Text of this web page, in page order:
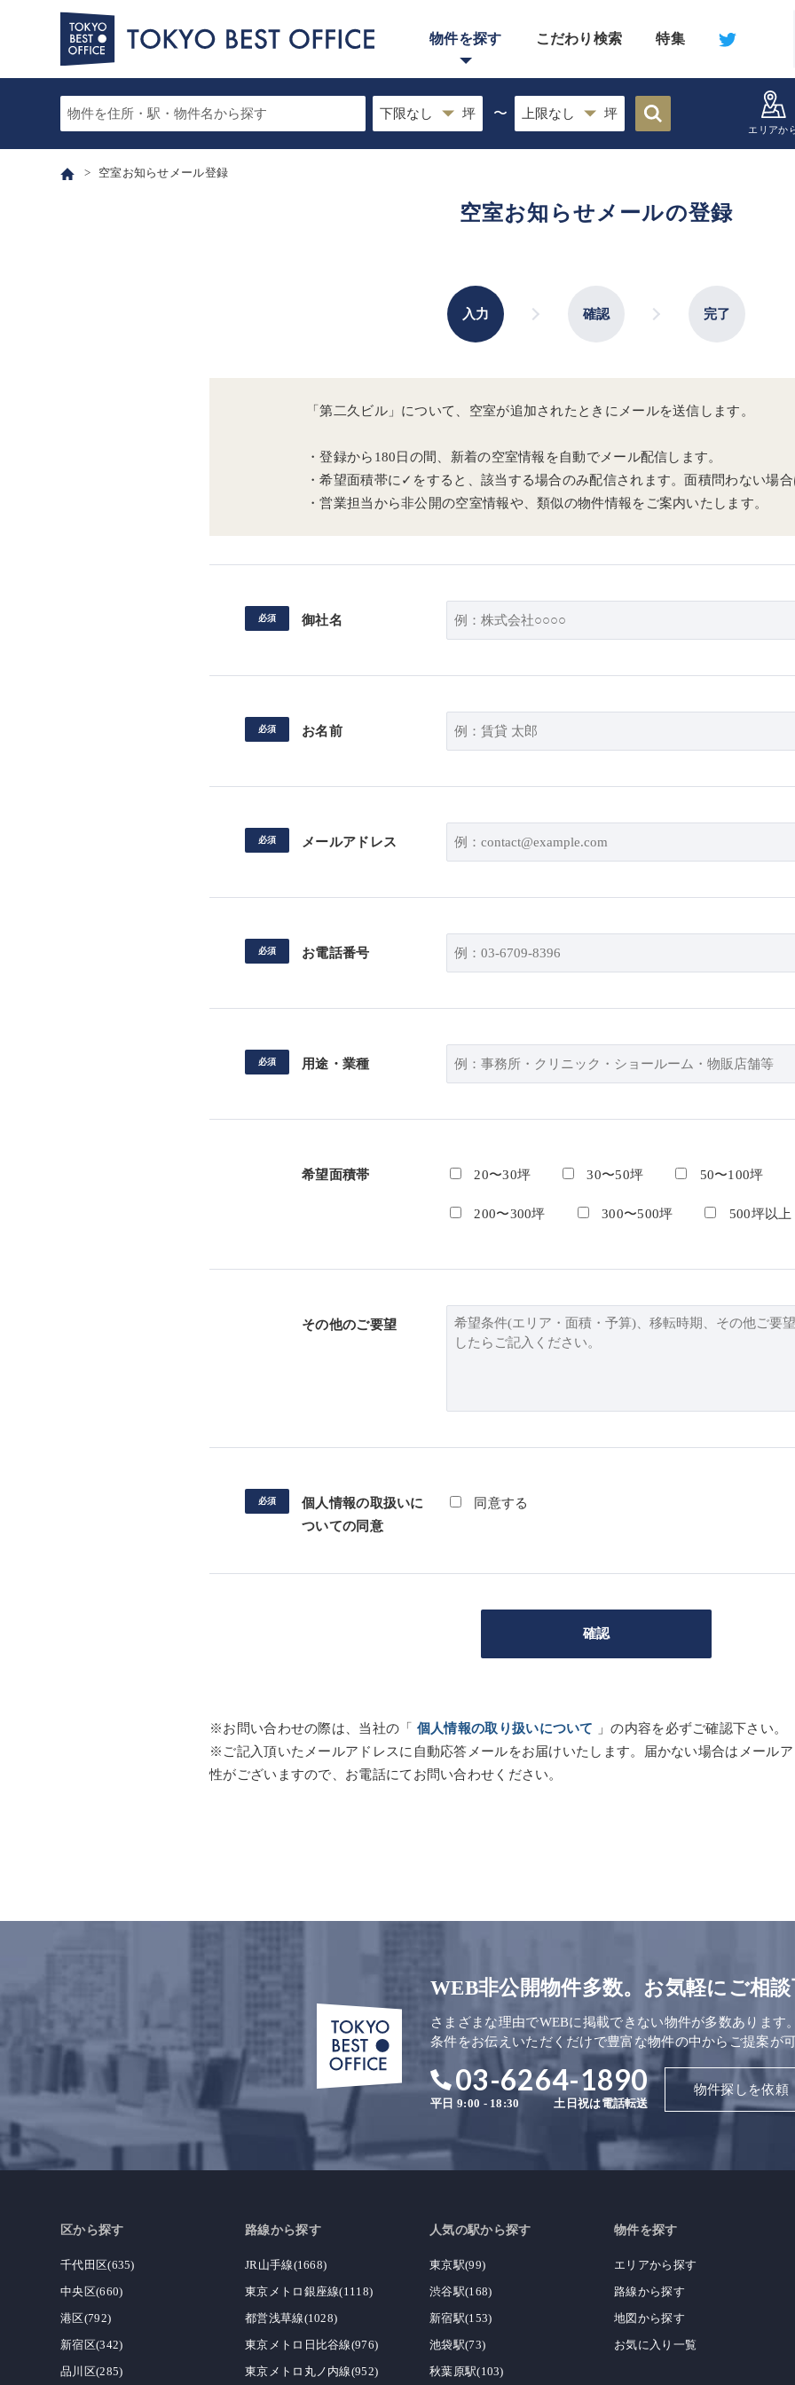
物件を探す こだわり検索 特集
エリアか
〜
空室お知らせメール登録
空室お知らせメールの登録
入力 確認 完了
「第二久ビル」について、空室が追加されたときにメールを送信します。
・登録から180日の間、新着の空室情報を自動でメール配信します。
・希望面積帯に✓をすると、該当する場合のみ配信されます。面積問わない場
・営業担当から非公開の空室情報や、類似の物件情報をご案内いたします。
御社名
お名前
メールアドレス
お電話番号
用途・業種
希望面積帯 20〜30坪 30〜50坪 50〜100坪
200〜300坪 300〜500坪 500坪以上
その他のご要望
個人情報の取扱いに
ついての同意
同意する
※お問い合わせの際は、当社の「 個人情報の取り扱いについて
」の内容を必ずご確認下さい。
※ご記入頂いたメールアドレスに自動応答メールをお届けいたします。届かない場合はメール
性がございますので、お電話にてお問い合わせください。
WEB非公開物件多数。お気軽にご相談
さまざまな理由でWEBに掲載できない物件が多数あります。
条件をお伝えいただくだけで豊富な物件の中からご提案が可
03-6264-1890
平日 9:00 - 18:30 土日祝は電話転送
物件探しを依頼
区から探す
千代田区(635)
中央区(660)
港区(792)
新宿区(342)
品川区(285)
路線から探す
JR山手線(1668)
東京メトロ銀座線(1118)
都営浅草線(1028)
東京メトロ日比谷線(976)
東京メトロ丸ノ内線(952)
人気の駅から探す
東京駅(99)
渋谷駅(168)
新宿駅(153)
池袋駅(73)
秋葉原駅(103)
物件を探す
エリアから探す
路線から探す
地図から探す
お気に入り一覧